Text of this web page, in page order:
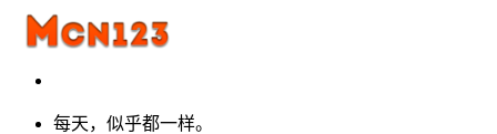
每天，似乎都一样。